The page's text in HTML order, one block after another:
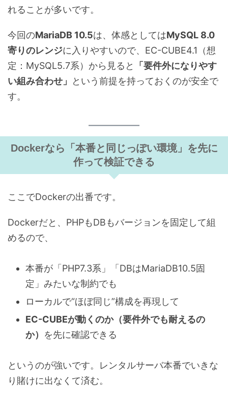
れることが多いです。
今回のMariaDB 10.5は、体感としてはMySQL 8.0
寄りのレンジに入りやすいので、EC-CUBE4.1（想
定：MySQL5.7系）から見ると
「要件外になりやす
い組み合わせ」
という前提を持っておくのが安全で
す。
Dockerなら「本番と同じっぽい環境」を先に
作って検証できる
ここでDockerの出番です。
Dockerだと、PHPもDBもバージョンを固定して組
めるので、
本番が「PHP7.3系」「DBはMariaDB10.5固
定」みたいな制約でも
ローカルで“ほぼ同じ”構成を再現して
EC-CUBEが動くのか（要件外でも耐えるの
か） を先に確認できる
というのが強いです。レンタルサーバ本番でいきな
り賭けに出なくて済む。